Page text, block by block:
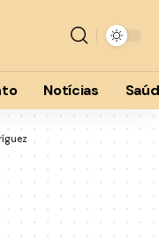
Notícias